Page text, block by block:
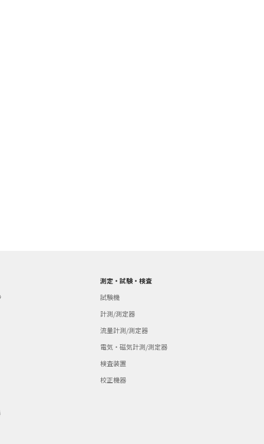
測定・試験・検査
試験機
計測/測定器
流量計測/測定器
電気・磁気計測/測定器
検査装置
校正機器